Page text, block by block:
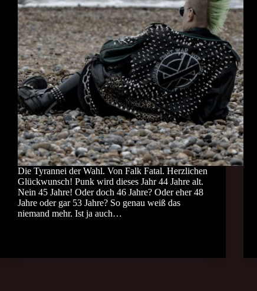
Die Tyrannei der Wahl. Von Falk Fatal. Herzlichen
Glückwunsch! Punk wird dieses Jahr 44 Jahre alt.
Nein 45 Jahre! Oder doch 46 Jahre? Oder eher 48
Jahre oder gar 53 Jahre? So genau weiß das
niemand mehr. Ist ja auch…